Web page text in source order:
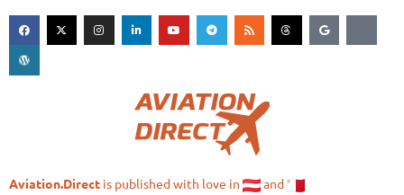
Aviation.Direct is published with love in and